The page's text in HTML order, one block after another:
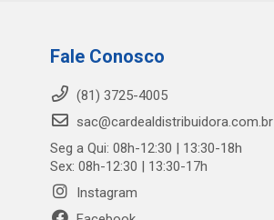
Fale Conosco
(81) 3725-4005
sac@cardealdistribuidora.com.br
Seg a Qui: 08h-12:30 | 13:30-18h
Sex: 08h-12:30 | 13:30-17h
Instagram